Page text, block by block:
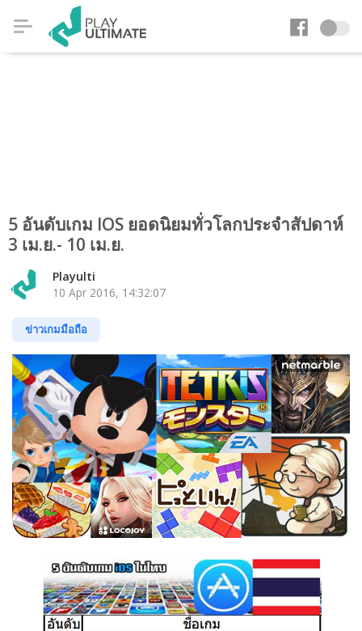
5 อันดับเกม IOS ยอดนิยมทั่วโลกประจำสัปดาห์
3 เม.ย.- 10 เม.ย.
Playulti
10 Apr 2016, 14:32:07
ข่าวเกมมือถือ